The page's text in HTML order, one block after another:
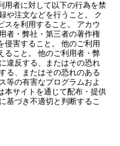
者に対して以下の行為を禁
や注文などを行うこと。 ク
スを利用すること。 アカウ
者・弊社・第三者の著作権
侵害すること。 他のご利用
ること。 他のご利用者・弊
違反する、またはその恐れ
る、またはその恐れのある
等の有害なプログラムおよ
本サイトを通じて配布・提供
基づき不適切と判断するこ